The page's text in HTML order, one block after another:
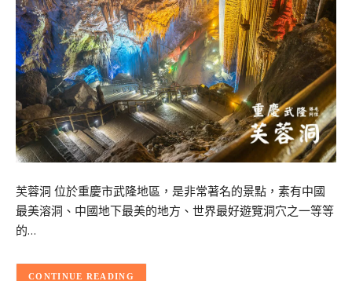
芙蓉洞 位於重慶市武隆地區，是非常著名的景點，素有中國
最美溶洞、中國地下最美的地方、世界最好遊覽洞穴之一等等
的…
CONTINUE READING